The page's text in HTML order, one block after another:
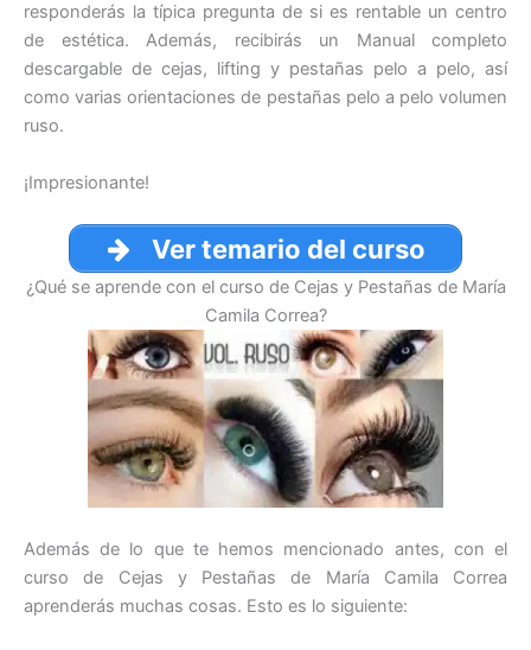
responderás la típica pregunta de si es rentable un centro
de estética. Además, recibirás un Manual completo
descargable de cejas, lifting y pestañas pelo a pelo, así
como varias orientaciones de pestañas pelo a pelo volumen
ruso.
¡Impresionante!
Ver temario del curso
¿Qué se aprende con el curso de Cejas y Pestañas de María
Camila Correa?
Además de lo que te hemos mencionado antes, con el
curso de Cejas y Pestañas de María Camila Correa
aprenderás muchas cosas. Esto es lo siguiente: